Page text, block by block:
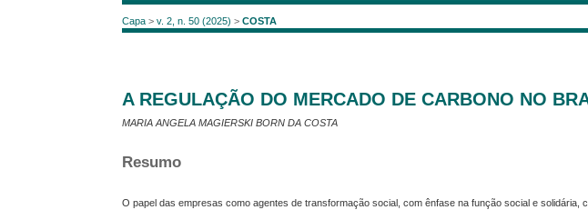
Capa >v. 2, n. 50 (2025) >COSTA
A REGULAÇÃO DO MERCADO DE CARBONO NO
MARIA ANGELA MAGIERSKI BORN DA COSTA
Resumo
O papel das empresas como agentes de transformação social, com ênfase na função social e solidária,